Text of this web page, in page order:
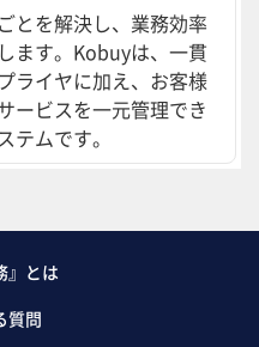
とを解決し、業務効率
ます。Kobuyは、一貫
ライヤに加え、お客様
ービスを一元管理でき
テムです。
』とは
質問